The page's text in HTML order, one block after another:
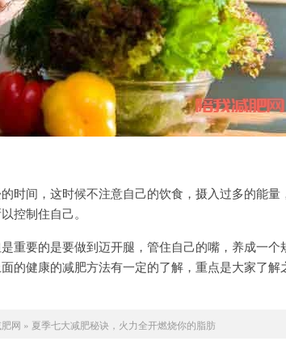
时间，这时候不注意自己的饮食，摄入过多的能量
控制住自己。
重要的是要做到迈开腿，管住自己的嘴，养成一个
的健康的减肥方法有一定的了解，重点是大家了解
网 » 夏季七大减肥秘诀，火力全开燃烧你的脂肪